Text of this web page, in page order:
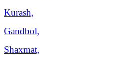
Kurash,
Gandbol,
Shaxmat,